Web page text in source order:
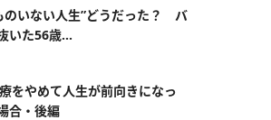
のいない人生”どうだった？ バ
いた56歳...
をやめて人生が前向きになっ
合・後編